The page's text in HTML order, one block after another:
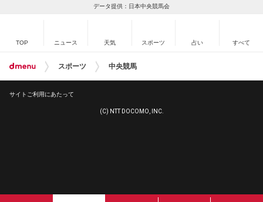
データ提供：日本中央競馬会
TOP ニュース 天気 スポーツ 占い すべて
スポーツ 中央競馬
サイトご利用にあたって
(C) NTT DOCOMO, INC.